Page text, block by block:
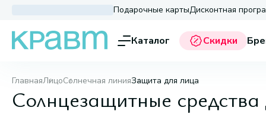
Подарочные картыДисконтная
Каталог Скидки
ГлавнаяЛицоСолнечная линияЗащита для лица
Солнцезащитные средства